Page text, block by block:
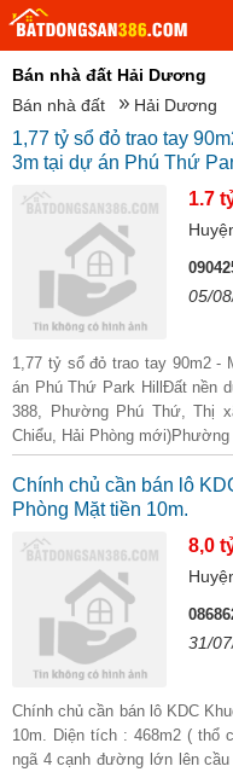
Bán nhà đất Hải Dương
Bán nhà đất
Hải Dương
1,77 tỷ sổ đỏ trao tay
3m tại dự án Phú Thứ
1.7
05/
1,77 tỷ sổ đỏ trao tay 90m2
án Phú Thứ Park HillĐất nền
388, Phường Phú Thứ, Thị
Chiểu, Hải Phòng mới)Phường
Chính chủ cần bán lô
Phòng Mặt tiền 10m.
8,0
31/
Chính chủ cần bán lô KDC
10m. Diện tích : 468m2 ( thổ
ngã 4 cạnh đường lớn lên